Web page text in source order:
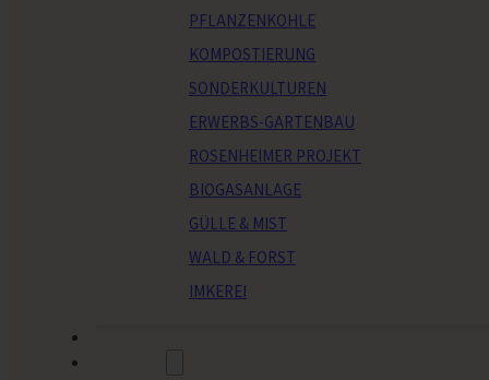
PFLANZENKOHLE
KOMPOSTIERUNG
SONDERKULTUREN
ERWERBS-GARTENBAU
ROSENHEIMER PROJEKT
BIOGASANLAGE
GÜLLE & MIST
WALD & FORST
IMKEREI